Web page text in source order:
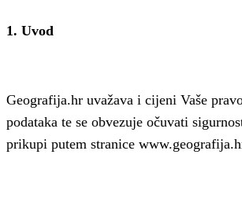
1. Uvod
Geografija.hr uvažava i cijeni Vaše
podataka te se obvezuje očuvati
prikupi putem stranice